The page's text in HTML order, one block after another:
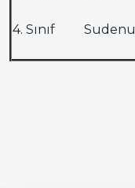
4. Sınıf